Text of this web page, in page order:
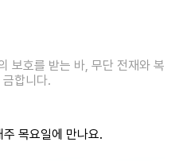
보호를 받는 바, 무단 전재와 복
합니다.
목요일에 만나요.